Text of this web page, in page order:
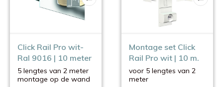
Click Rail Pro wit-
Ral 9016 | 10 meter
5 lengtes van 2 meter
montage op de wand
Montage set Click
Rail Pro wit | 10 m.
voor 5 lengtes van 2
meter